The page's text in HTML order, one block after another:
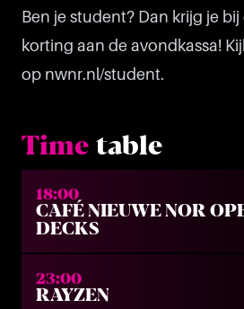
Ben je student? Dan krijg je bij
korting aan de avondkassa!
op nwnr.nl/student.
Time table
18:00
CAFÉ NIEUWE NOR
DECKS
23:00
RAYZEN